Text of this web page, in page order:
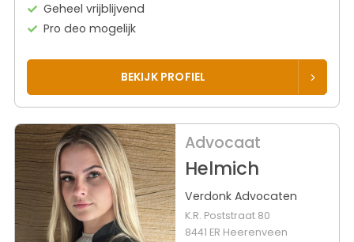
Geheel vrijblijvend
Pro deo mogelijk
BEKIJK PROFIEL
Advocaat
Helmich
Verdonk Advocaten
K.R. Poststraat 80
8441 ER Heerenveen